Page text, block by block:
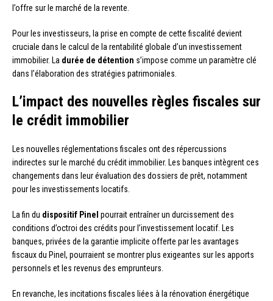
l’offre sur le marché de la revente.
Pour les investisseurs, la prise en compte de cette fiscalité devient
cruciale dans le calcul de la rentabilité globale d’un investissement
immobilier. La durée de détention s’impose comme un paramètre clé
dans l’élaboration des stratégies patrimoniales.
L’impact des nouvelles règles fiscales sur
le crédit immobilier
Les nouvelles réglementations fiscales ont des répercussions
indirectes sur le marché du crédit immobilier. Les banques intègrent ces
changements dans leur évaluation des dossiers de prêt, notamment
pour les investissements locatifs.
La fin du dispositif Pinel pourrait entraîner un durcissement des
conditions d’octroi des crédits pour l’investissement locatif. Les
banques, privées de la garantie implicite offerte par les avantages
fiscaux du Pinel, pourraient se montrer plus exigeantes sur les apports
personnels et les revenus des emprunteurs.
En revanche, les incitations fiscales liées à la rénovation énergétique